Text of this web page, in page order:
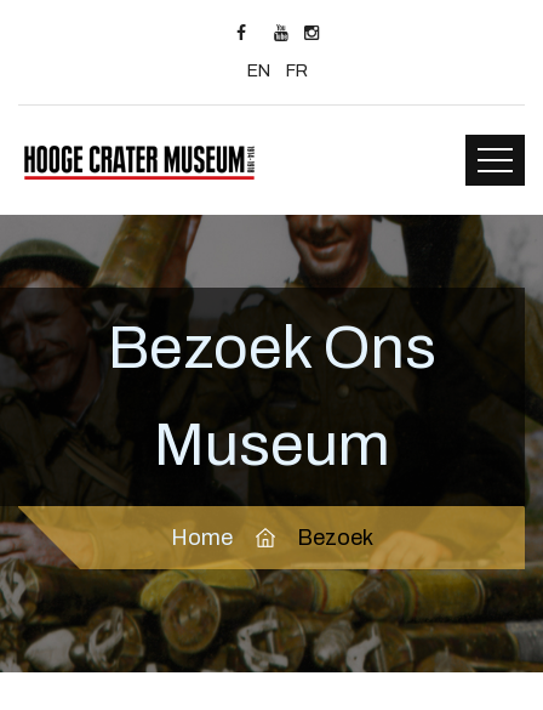
EN FR
Bezoek Ons
Museum
Home Bezoek